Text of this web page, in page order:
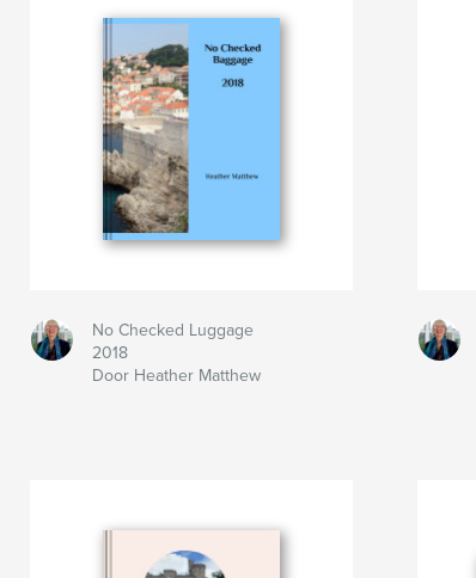
No Checked Luggage
2018
Door Heather Matthew